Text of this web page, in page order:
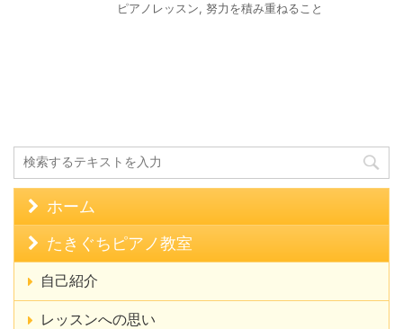
ピアノレッスン, 努力を積み重ねること
ホーム
たきぐちピアノ教室
自己紹介
レッスンへの思い